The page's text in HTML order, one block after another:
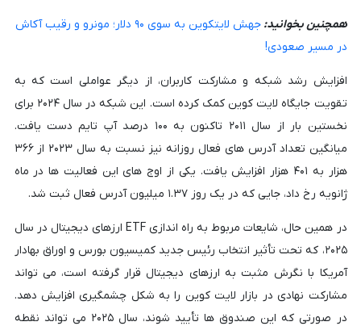
همچنین بخوانید:
جهش لایتکوین به سوی ۹۰ دلار؛ مونرو و رقیب آکاش
در مسیر صعودی!
افزایش رشد شبکه و مشارکت کاربران، از دیگر عواملی است که به
تقویت جایگاه لایت کوین کمک کرده است. این شبکه در سال ۲۰۲۴ برای
نخستین بار از سال ۲۰۱۱ تاکنون به ۱۰۰ درصد آپ تایم دست یافت.
میانگین تعداد آدرس های فعال روزانه نیز نسبت به سال ۲۰۲۳ از ۳۶۶
هزار به ۴۰۱ هزار افزایش یافت. یکی از اوج های این فعالیت ها در ماه
ژانویه رخ داد، جایی که در یک روز ۱.۳۷ میلیون آدرس فعال ثبت شد.
در همین حال، شایعات مربوط به راه اندازی ETF ارزهای دیجیتال در سال
۲۰۲۵، که تحت تأثیر انتخاب رئیس جدید کمیسیون بورس و اوراق بهادار
آمریکا با نگرش مثبت به ارزهای دیجیتال قرار گرفته است، می تواند
مشارکت نهادی در بازار لایت کوین را به شکل چشمگیری افزایش دهد.
در صورتی که این صندوق ها تأیید شوند، سال ۲۰۲۵ می تواند نقطه